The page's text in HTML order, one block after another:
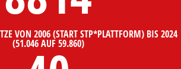
VON 2006 (START STP*PLATTFORM) BIS 2024
(51.046 AUF 59.860)